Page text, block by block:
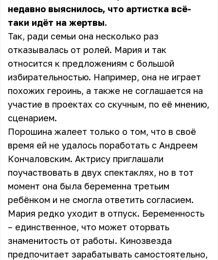
недавно выяснилось, что артистка всё-
таки идёт на жертвы.
Так, ради семьи она несколько раз
отказывалась от ролей. Мария и так
относится к предложениям с большой
избирательностью. Например, она не играет
похожих героинь, а также не соглашается на
участие в проектах со скучным, по её мнению,
сценарием.
Порошина жалеет только о том, что в своё
время ей не удалось поработать с Андреем
Кончаловским. Актрису приглашали
поучаствовать в двух спектаклях, но в тот
момент она была беременна третьим
ребёнком и не смогла ответить согласием.
Мария редко уходит в отпуск. Беременность
– единственное, что может оторвать
знаменитость от работы. Кинозвезда
предпочитает зарабатывать самостоятельно,